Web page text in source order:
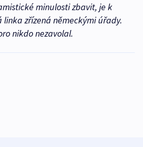
minulosti zbavit, je k
linka zřízená německými úřady.
nikdo nezavolal.